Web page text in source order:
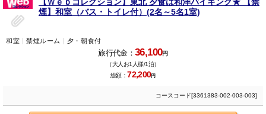
煙】和室（バス・トイレ付）(2名～5名1室)
和室 禁煙ルーム 夕・朝食付
旅行代金：36,100円
（大人お1人様/1泊）
総額： 72,200円
コースコード[3361383-002-003-003]